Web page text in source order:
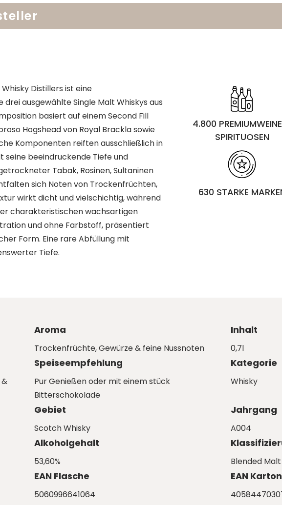
Distillers ist eine
ausgewählte Single Malt Whiskys aus
basiert auf einem Second Fill
Hogshead von Royal Brackla sowie
Komponenten reiften ausschließlich in
seine beeindruckende Tiefe und
Tabak, Rosinen, Sultaninen
sich Noten von Trockenfrüchten,
wirkt dicht und vielschichtig, während
charakteristischen wachsartigen
und ohne Farbstoff, präsentiert
Form. Eine rare Abfüllung mit
Tiefe.
4.800
SPIRITUOSEN
630 STARKE
Aroma
Trockenfrüchte, Gewürze & feine Nussnoten
Inhalt
0,7l
Speiseempfehlung
Pur Genießen oder mit einem stück
Bitterschokolade
Kategorie
Whisky
Gebiet
Scotch Whisky
Jahrgang
A004
Alkoholgehalt
53,60% Blended
EAN Flasche
5060996641064
EAN Karton